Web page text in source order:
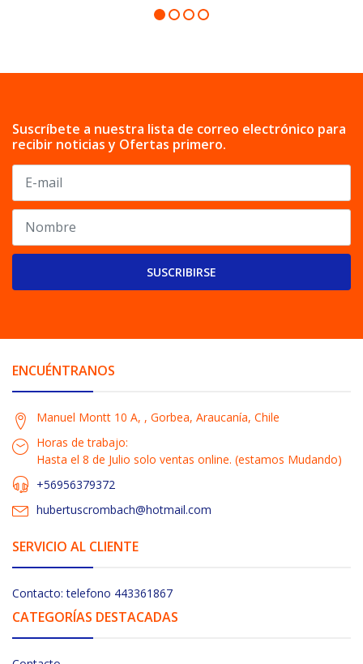
Suscríbete a nuestra lista de correo electrónico para
recibir noticias y Ofertas primero.
SUSCRIBIRSE
ENCUÉNTRANOS
Manuel Montt 10 A, , Gorbea, Araucanía, Chile
Horas de trabajo:
Hasta el 8 de Julio solo ventas online. (estamos Mudando)
+56956379372
hubertuscrombach@hotmail.com
SERVICIO AL CLIENTE
Contacto: telefono 443361867
CATEGORÍAS DESTACADAS